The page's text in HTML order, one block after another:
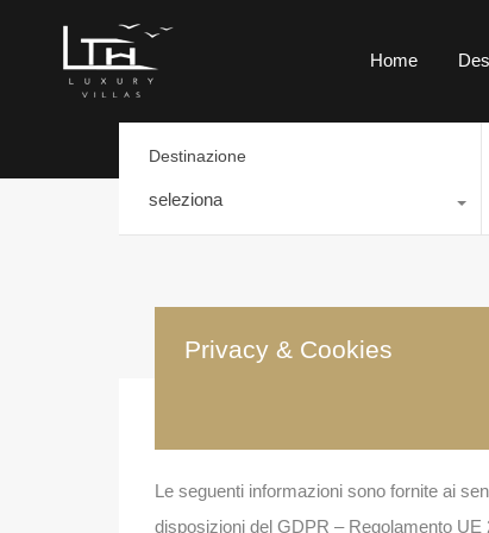
Home
Destinazione
seleziona
Privacy & Cookies
Le seguenti informazioni sono fornite ai
disposizioni del GDPR – Regolamento UE